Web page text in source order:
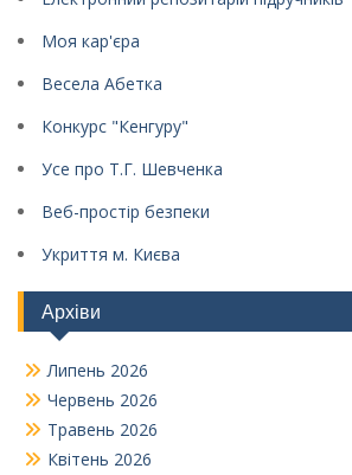
Моя кар'єра
Весела Абетка
Конкурс "Кенгуру"
Усе про Т.Г. Шевченка
Веб-простір безпеки
Укриття м. Києва
Архіви
Липень 2026
Червень 2026
Травень 2026
Квітень 2026